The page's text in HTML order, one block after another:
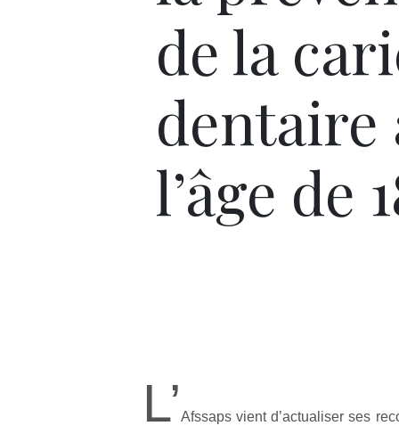
de la
dentaire
l’âge de
L’Afssaps vient d’actualiser ses